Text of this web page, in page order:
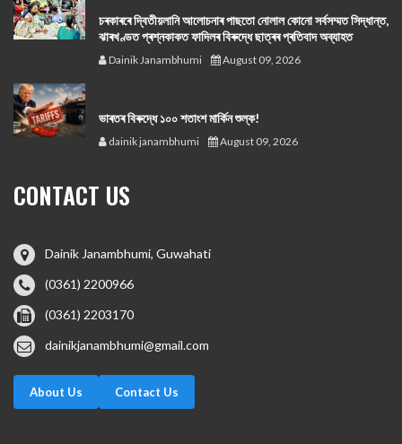
চৰকাৰৰে দ্বিতীয়লানি আলোচনাৰ পাছতো নোলাল কোনো সর্বসম্মত সিদ্ধান্ত,
ঝাৰখণ্ডত প্ৰশ্নকাকত ফাদিলৰ বিৰুদ্ধে ছাত্ৰৰ প্ৰতিবাদ অব্যাহত
Dainik Janambhumi August 09, 2026
ভাৰতৰ বিৰুদ্ধে ১০০ শতাংশ মার্কিন শুল্ক!
dainik janambhumi August 09, 2026
CONTACT US
Dainik Janambhumi, Guwahati
(0361) 2200966
(0361) 2203170
dainikjanambhumi@gmail.com
About Us Contact Us